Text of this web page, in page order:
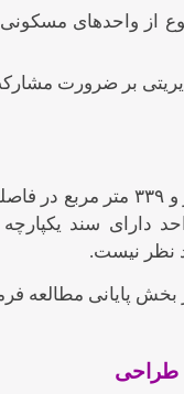
از واحد‌های
بر ضرورت مشارکت
دارای سند
نظر نیست.
پایانی مطالعه
طراحی